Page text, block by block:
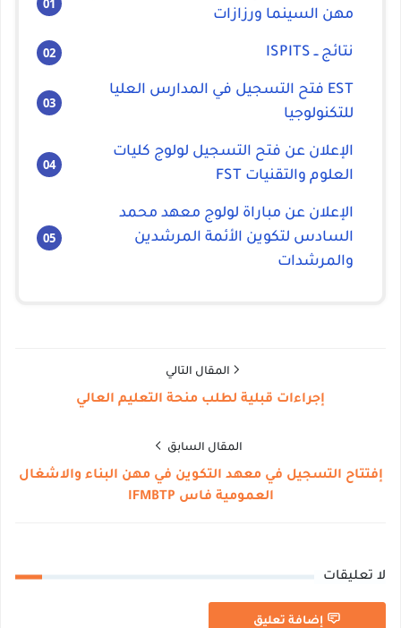
مهن السينما ورزازات
نتائج ــ ISPITS
EST فتح التسجيل في المدارس العليا
للتكنولوجيا
الإعلان عن فتح التسجيل لولوج كليات
العلوم والتقنيات FST
الإعلان عن مباراة لولوج معهد محمد
السادس لتكوين الأئمة المرشدين
والمرشدات
المقال التالي
إجراءات قبلية لطلب منحة التعليم العالي
المقال السابق
إفتتاح التسجيل في معهد التكوين في مهن البناء والاشغال
العمومية فاس IFMBTP
لا تعليقات
إضافة تعليق